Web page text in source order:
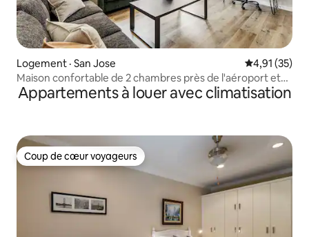
Logement · San Jose Note
4,91 (35)
Maison confortable de 2 chambres près de l'aéroport et
du centre-ville
Appartements à louer avec climatisation
Coup de cœur voyageurs
Coup de cœur voyageurs